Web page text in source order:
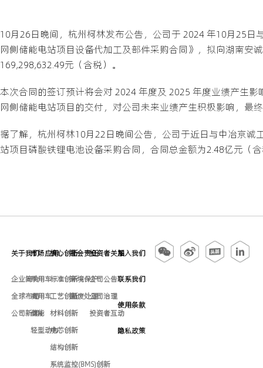
10月26日晚间，杭州柯林发布公告，公司于 2024 年10月25
网侧储能电站项目设备代加工及部件采购合同》，拟向湖南安
169,298,632.49元（含税）。
本次合同的签订预计将会对 2024 年度及 2025 年度业绩产生
网侧储能电站项目的交付，对公司未来业绩产生积极影响，最
据了解，杭州柯林10月22日晚间公告，公司于近日与中冶京
站项目磷酸铁锂电池设备采购合同，合同总金额为2.48亿元（
关于我们
企业简介
全球布局
公司新闻
市场应用
乘用车
商用车
储能
轻型动力
核心创新
标准创新
工艺创新
材料创新
电芯创新
结构创新
系统监控(BMS)创新
社会责任
环境保护
固废处理
投资者关系
公司公告
公司治理
投资者互动
加入我们
联系我们
使用条款
隐私政策